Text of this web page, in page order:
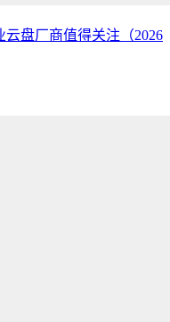
盘厂商值得关注（2026